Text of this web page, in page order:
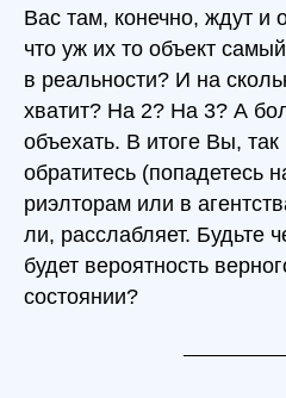
Вас там, конечно, ждут и
что уж их то объект
в реальности? И на
хватит? На 2? На 3? А
объехать. В итоге Вы,
обратитесь (попадетесь
риэлторам или в
ли, расслабляет. Будьте
будет вероятность
состоянии?